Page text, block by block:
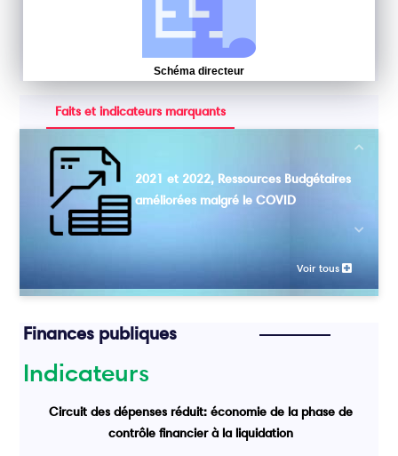
Schéma directeur
Faits et indicateurs marquants
2021 et 2022, Ressources Budgétaires
améliorées malgré le COVID
Voir tous
Finances publiques
Indicateurs
Circuit des dépenses réduit: économie de la phase de
contrôle financier à la liquidation